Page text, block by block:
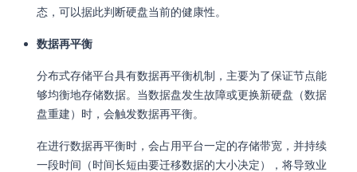
态，可以据此判断硬盘当前的健康性。
数据再平衡
分布式存储平台具有数据再平衡机制，主要为了保证节点能
够均衡地存储数据。当数据盘发生故障或更换新硬盘（数据
盘重建）时，会触发数据再平衡。
在进行数据再平衡时，会占用平台一定的存储带宽，并持续
一段时间（时间长短由要迁移数据的大小决定），将导致业